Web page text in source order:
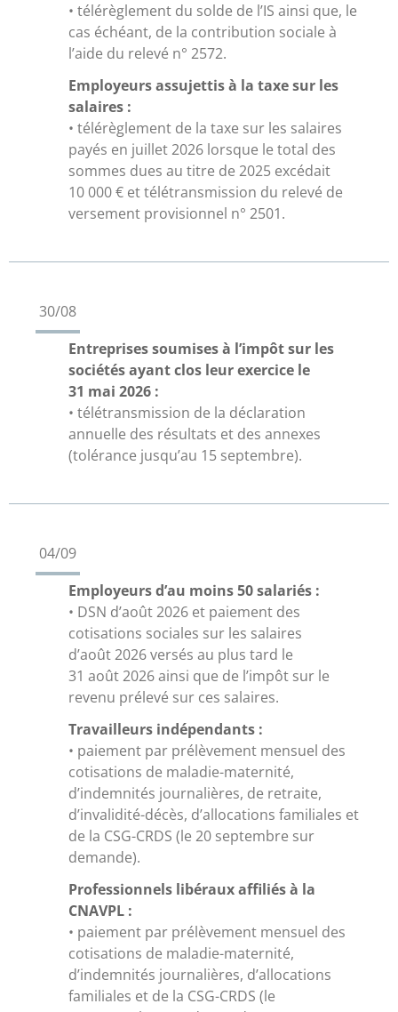
• télérèglement du solde de l’IS ainsi que, le
cas échéant, de la contribution sociale à
l’aide du relevé n° 2572.
Employeurs assujettis à la taxe sur les
salaires :
• télérèglement de la taxe sur les salaires
payés en juillet 2026 lorsque le total des
sommes dues au titre de 2025 excédait
10 000 € et télétransmission du relevé de
versement provisionnel n° 2501.
30/08
Entreprises soumises à l’impôt sur les
sociétés ayant clos leur exercice le
31 mai 2026 :
• télétransmission de la déclaration
annuelle des résultats et des annexes
(tolérance jusqu’au 15 septembre).
04/09
Employeurs d’au moins 50 salariés :
• DSN d’août 2026 et paiement des
cotisations sociales sur les salaires
d’août 2026 versés au plus tard le
31 août 2026 ainsi que de l’impôt sur le
revenu prélevé sur ces salaires.
Travailleurs indépendants :
• paiement par prélèvement mensuel des
cotisations de maladie-maternité,
d’indemnités journalières, de retraite,
d’invalidité-décès, d’allocations familiales et
de la CSG-CRDS (le 20 septembre sur
demande).
Professionnels libéraux affiliés à la
CNAVPL :
• paiement par prélèvement mensuel des
cotisations de maladie-maternité,
d’indemnités journalières, d’allocations
familiales et de la CSG-CRDS (le